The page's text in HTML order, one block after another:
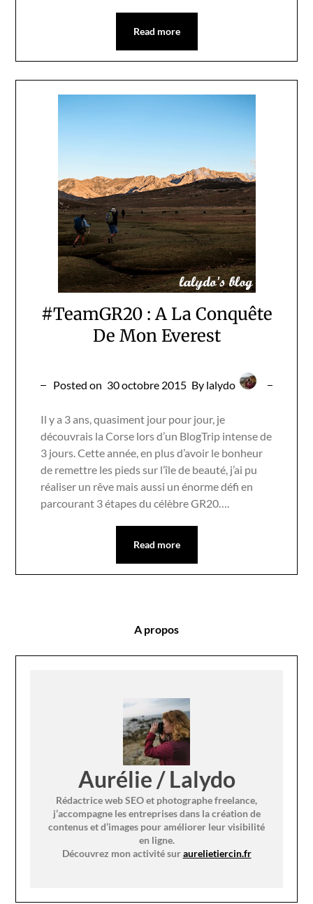
Read more
#TeamGR20 : A La Conquête
De Mon Everest
Posted on 30 octobre 2015 By lalydo
Il y a 3 ans, quasiment jour pour jour, je
découvrais la Corse lors d’un BlogTrip intense de
3 jours. Cette année, en plus d’avoir le bonheur
de remettre les pieds sur l’île de beauté, j’ai pu
réaliser un rêve mais aussi un énorme défi en
parcourant 3 étapes du célèbre GR20….
Read more
A propos
Aurélie / Lalydo
Rédactrice web SEO et photographe freelance,
j’accompagne les entreprises dans la création de
contenus et d’images pour améliorer leur visibilité
en ligne.
Découvrez mon activité suraurelietiercin.fr